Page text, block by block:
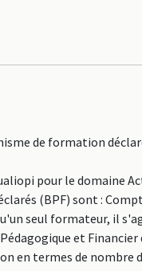
de formation
pour le domaine
(BPF) sont :
seul formateur, il
et
en termes de nombre